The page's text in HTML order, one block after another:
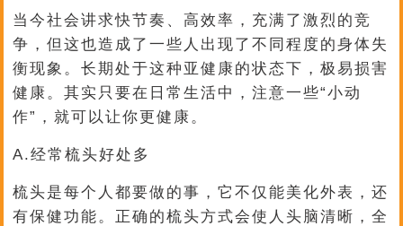
当今社会讲求快节奏、高效率，充满了激烈的竞
争，但这也造成了一些人出现了不同程度的身体失
衡现象。长期处于这种亚健康的状态下，极易损害
健康。其实只要在日常生活中，注意一些“小动
作”，就可以让你更健康。
A.经常梳头好处多
梳头是每个人都要做的事，它不仅能美化外表，还
有保健功能。正确的梳头方式会使人头脑清晰，全